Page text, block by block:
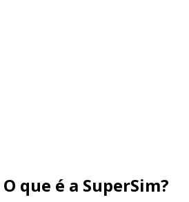
O que é a SuperSim?